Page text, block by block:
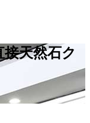
天然石ク